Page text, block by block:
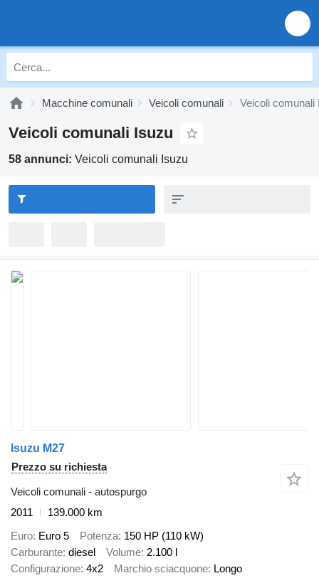
Macchine comunali Veicoli comunali Veicoli comunali
Veicoli comunali Isuzu
58 annunci: Veicoli comunali Isuzu
Isuzu M27
Prezzo su richiesta
Veicoli comunali - autospurgo
2011
139.000 km
Euro Euro 5 Potenza 150 HP (110 kW)
Carburante diesel Volume 2.100 l
Configurazione 4x2 Marchio sciacquone Longo